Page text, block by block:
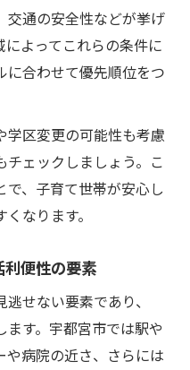
交通の安全性などが挙げ
よってこれらの条件に
合わせて優先順位をつ
学区変更の可能性も考慮
ェックしましょう。こ
、子育て世帯が安心し
なります。
便性の要素
せない要素であり、
す。宇都宮市では駅や
病院の近さ、さらには